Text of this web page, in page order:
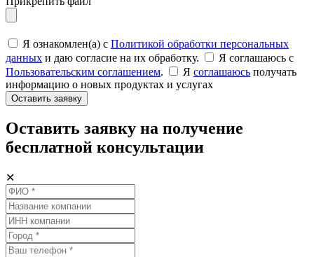
Я ознакомлен(а) с Политикой обработки персональных
данных и даю согласие на их обработку.
Я соглашаюсь c
Пользовательским соглашением. Я соглашаюсь получать
информацию о новых продуктах и услугах
Оставить заявку
Оставить заявку на получение
бесплатной консультации
✕